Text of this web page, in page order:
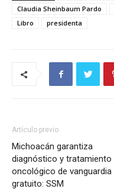
Claudia Sheinbaum Pardo
Libro
presidenta
Artículo previo
Michoacán garantiza
diagnóstico y tratamiento
oncológico de vanguardia
gratuito: SSM